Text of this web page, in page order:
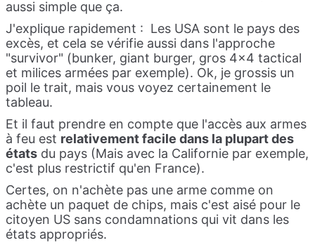
aussi simple que ça.
J'explique rapidement : Les USA sont le pays des
excès, et cela se vérifie aussi dans l'approche
"survivor" (bunker, giant burger, gros 4x4 tactical
et milices armées par exemple). Ok, je grossis un
poil le trait, mais vous voyez certainement le
tableau.
Et il faut prendre en compte que l'accès aux armes
à feu est relativement facile dans la plupart des
états du pays (Mais avec la Californie par exemple,
c'est plus restrictif qu'en France).
Certes, on n'achète pas une arme comme on
achète un paquet de chips, mais c'est aisé pour le
citoyen US sans condamnations qui vit dans les
états appropriés.